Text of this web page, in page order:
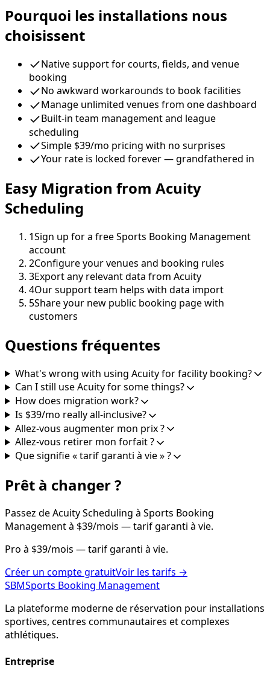
Pourquoi les installations nous
choisissent
Native support for courts, fields, and venue
booking
No awkward workarounds to book facilities
Manage unlimited venues from one dashboard
Built-in team management and league
scheduling
Simple $39/mo pricing with no surprises
Your rate is locked forever — grandfathered in
Easy Migration from Acuity
Scheduling
1Sign up for a free Sports Booking Management
account
2Configure your venues and booking rules
3Export any relevant data from Acuity
4Our support team helps with data import
5Share your new public booking page with
customers
Questions fréquentes
What's wrong with using Acuity for facility booking?
Can I still use Acuity for some things?
How does migration work?
Is $39/mo really all-inclusive?
Allez-vous augmenter mon prix ?
Allez-vous retirer mon forfait ?
Que signifie « tarif garanti à vie » ?
Prêt à changer ?
Passez de Acuity Scheduling à Sports Booking
Management à $39/mois — tarif garanti à vie.
Pro à $39/mois — tarif garanti à vie.
Créer un compte gratuitVoir les tarifs →
SBMSports Booking Management
La plateforme moderne de réservation pour installations
sportives, centres communautaires et complexes
athlétiques.
Entreprise